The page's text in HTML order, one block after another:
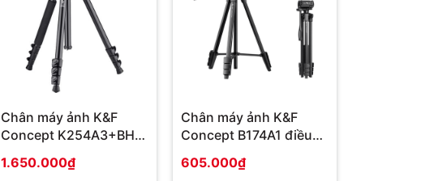
Chân máy ảnh K&F
Concept K254A3+BH-
1.650.000₫
Chân máy ảnh K&F
Concept B174A1 điều
605.000₫